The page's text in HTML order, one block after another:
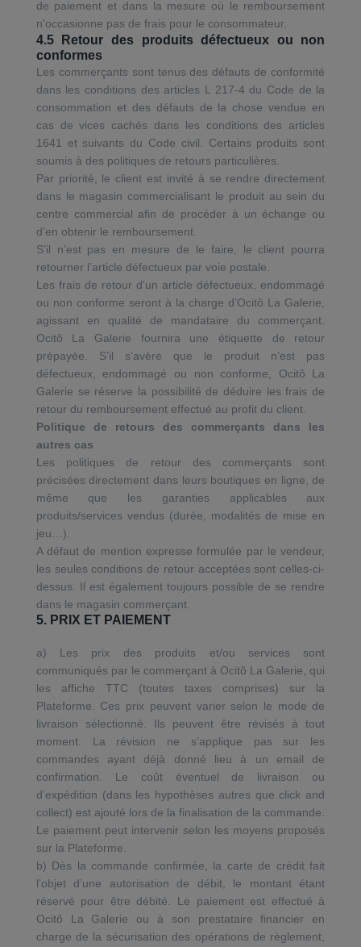
de paiement et dans la mesure où le remboursement
n'occasionne pas de frais pour le consommateur.
4.5 Retour des produits défectueux ou non
conformes
Les commerçants sont tenus des défauts de conformité
dans les conditions des articles L 217-4 du Code de la
consommation et des défauts de la chose vendue en
cas de vices cachés dans les conditions des articles
1641 et suivants du Code civil. Certains produits sont
soumis à des politiques de retours particulières.
Par priorité, le client est invité à se rendre directement
dans le magasin commercialisant le produit au sein du
centre commercial afin de procéder à un échange ou
d’en obtenir le remboursement.
S’il n’est pas en mesure de le faire, le client pourra
retourner l’article défectueux par voie postale.
Les frais de retour d'un article défectueux, endommagé
ou non conforme seront à la charge d’Ocitô La Galerie,
agissant en qualité de mandataire du commerçant.
Ocitô La Galerie fournira une étiquette de retour
prépayée. S’il s’avère que le produit n’est pas
défectueux, endommagé ou non conforme, Ocitô La
Galerie se réserve la possibilité de déduire les frais de
retour du remboursement effectué au profit du client.
Politique de retours des commerçants dans les
autres cas
Les politiques de retour des commerçants sont
précisées directement dans leurs boutiques en ligne, de
même que les garanties applicables aux
produits/services vendus (durée, modalités de mise en
jeu…).
A défaut de mention expresse formulée par le vendeur,
les seules conditions de retour acceptées sont celles-ci-
dessus. Il est également toujours possible de se rendre
dans le magasin commerçant.
5. PRIX ET PAIEMENT
a) Les prix des produits et/ou services sont
communiqués par le commerçant à Ocitô La Galerie, qui
les affiche TTC (toutes taxes comprises) sur la
Plateforme. Ces prix peuvent varier selon le mode de
livraison sélectionné. Ils peuvent être révisés à tout
moment. La révision ne s’applique pas sur les
commandes ayant déjà donné lieu à un email de
confirmation. Le coût éventuel de livraison ou
d’expédition (dans les hypothèses autres que click and
collect) est ajouté lors de la finalisation de la commande.
Le paiement peut intervenir selon les moyens proposés
sur la Plateforme.
b) Dès la commande confirmée, la carte de crédit fait
l’objet d’une autorisation de débit, le montant étant
réservé pour être débité. Le paiement est effectué à
Ocitô La Galerie ou à son prestataire financier en
charge de la sécurisation des opérations de règlement,